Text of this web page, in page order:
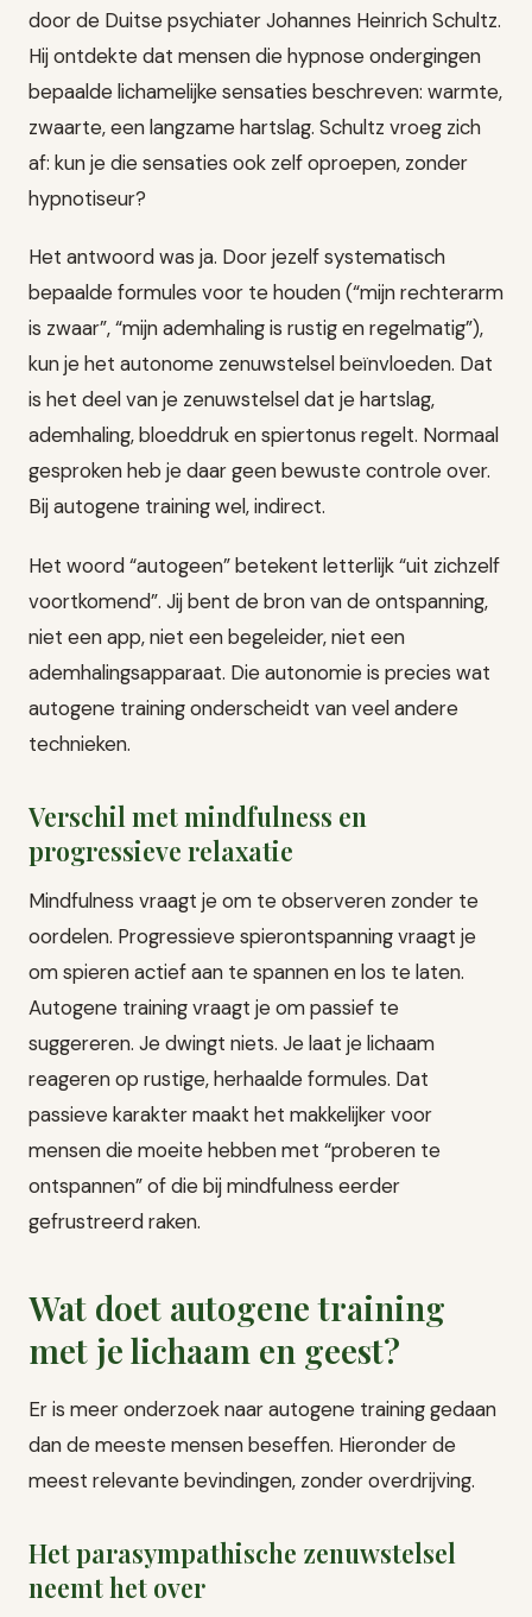
door de Duitse psychiater Johannes Heinrich Schultz.
Hij ontdekte dat mensen die hypnose ondergingen
bepaalde lichamelijke sensaties beschreven: warmte,
zwaarte, een langzame hartslag. Schultz vroeg zich
af: kun je die sensaties ook zelf oproepen, zonder
hypnotiseur?
Het antwoord was ja. Door jezelf systematisch
bepaalde formules voor te houden (“mijn rechterarm
is zwaar”, “mijn ademhaling is rustig en regelmatig”),
kun je het autonome zenuwstelsel beïnvloeden. Dat
is het deel van je zenuwstelsel dat je hartslag,
ademhaling, bloeddruk en spiertonus regelt. Normaal
gesproken heb je daar geen bewuste controle over.
Bij autogene training wel, indirect.
Het woord “autogeen” betekent letterlijk “uit zichzelf
voortkomend”. Jij bent de bron van de ontspanning,
niet een app, niet een begeleider, niet een
ademhalingsapparaat. Die autonomie is precies wat
autogene training onderscheidt van veel andere
technieken.
Verschil met mindfulness en
progressieve relaxatie
Mindfulness vraagt je om te observeren zonder te
oordelen. Progressieve spierontspanning vraagt je
om spieren actief aan te spannen en los te laten.
Autogene training vraagt je om passief te
suggereren. Je dwingt niets. Je laat je lichaam
reageren op rustige, herhaalde formules. Dat
passieve karakter maakt het makkelijker voor
mensen die moeite hebben met “proberen te
ontspannen” of die bij mindfulness eerder
gefrustreerd raken.
Wat doet autogene training
met je lichaam en geest?
Er is meer onderzoek naar autogene training gedaan
dan de meeste mensen beseffen. Hieronder de
meest relevante bevindingen, zonder overdrijving.
Het parasympathische zenuwstelsel
neemt het over